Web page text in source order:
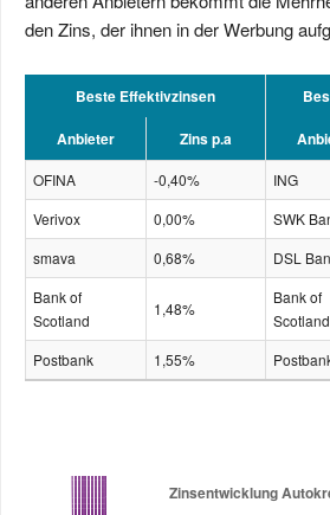
den Zins, der ihnen in der Werbung
Beste Effektivzinsen
Anbieter
Zins p.a
OFINA -0,40% ING
Verivox
0,00% SWK
smava
0,68% DSL
Bank of
Scotland
1,48%
Bank of
Scotland
Postbank 1,55%